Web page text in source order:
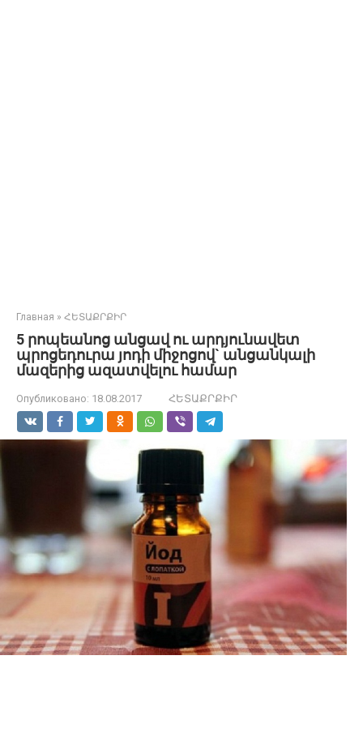
Главная » ՀԵՏԱՔՐՔԻՐ
5 րոպեանոց անցավ ու արդյունավետ
պրոցեդուրա յոդի միջոցով` անցանկալի
մազերից ազատվելու համար
Опубликовано: 18.08.2017 ՀԵՏԱՔՐՔԻՐ